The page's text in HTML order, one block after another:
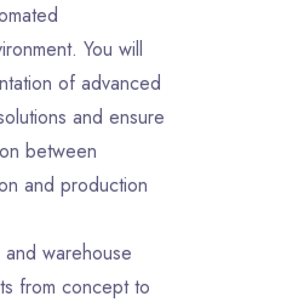
You will
of advanced
and ensure
between
and production
warehouse
from concept to